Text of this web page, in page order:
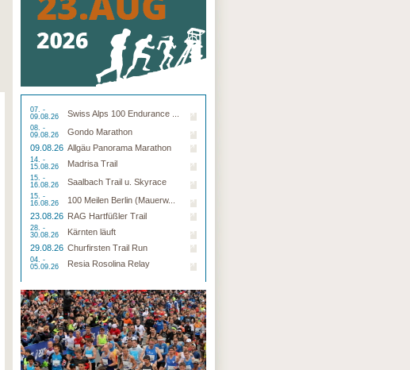
07. -
09.08.26
Swiss Alps 100 Endurance ...
08. -
09.08.26
Gondo Marathon
09.08.26 Allgäu Panorama Marathon
14. -
15.08.26
Madrisa Trail
15. -
16.08.26
Saalbach Trail u. Skyrace
15. -
16.08.26
100 Meilen Berlin (Mauerw...
23.08.26 RAG Hartfüßler Trail
28. -
30.08.26
Kärnten läuft
29.08.26 Churfirsten Trail Run
04. -
05.09.26
Resia Rosolina Relay